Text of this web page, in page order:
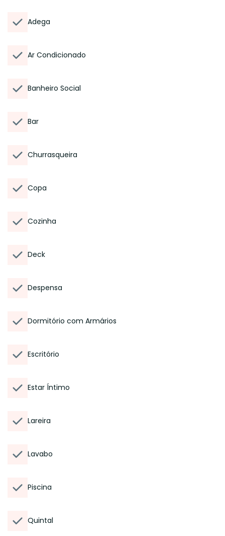
Adega
Ar Condicionado
Banheiro Social
Bar
Churrasqueira
Copa
Cozinha
Deck
Despensa
Dormitório com Armários
Escritório
Estar Íntimo
Lareira
Lavabo
Piscina
Quintal